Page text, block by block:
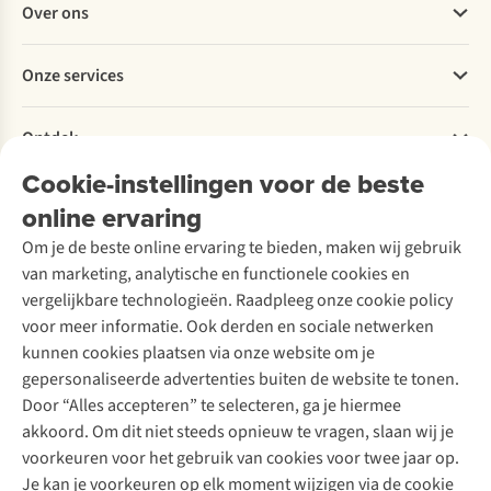
Cookie-instellingen voor de beste
online ervaring
Om je de beste online ervaring te bieden, maken wij gebruik
van marketing, analytische en functionele cookies en
vergelijkbare technologieën. Raadpleeg onze cookie policy
voor meer informatie. Ook derden en sociale netwerken
kunnen cookies plaatsen via onze website om je
gepersonaliseerde advertenties buiten de website te tonen.
Door “Alles accepteren” te selecteren, ga je hiermee
akkoord. Om dit niet steeds opnieuw te vragen, slaan wij je
voorkeuren voor het gebruik van cookies voor twee jaar op.
Je kan je voorkeuren op elk moment wijzigen via de cookie
Bestellen
Betalen
Levering
Retourneren
Bestelling herroepen
Garantie
Contact
Over ons
Explore More
Verantwoord ondernemen
Over Ayacucho
Onze winkels
Over A.S.Adventure
Toegankelijkheidsverklaring
Onze services
Ski-onderhoud
Wasservice
Schoenonderhoud
Schoenherstelling
Kledingherstelling
Retouches
Voor bedrijven
Ontdek
A.S.Magazine
Podcast
Explore Academy
Explore Camp
Gear Check
Inspiratie & advies
Meld je aan voor de nieuwsbrief
Follow us